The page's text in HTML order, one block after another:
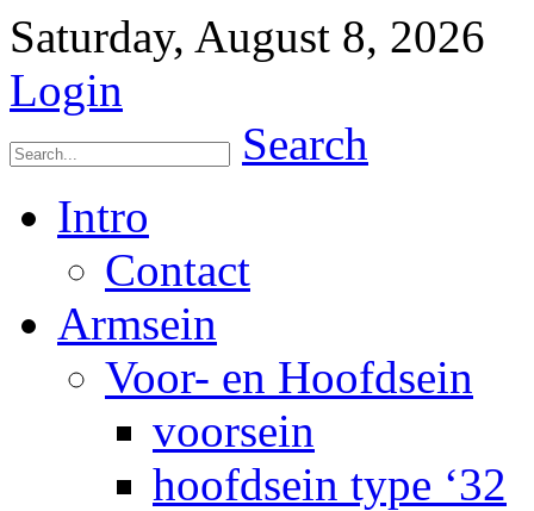
Saturday, August 8, 2026
Login
Search
Intro
Contact
Armsein
Voor- en Hoofdsein
voorsein
hoofdsein type ‘32